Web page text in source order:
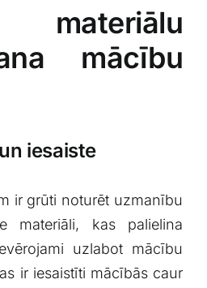
materiālu
mācību‌
iesaiste
ir grūti noturēt uzmanību
materiāli, kas palielina
uzlabot mācību
ir iesaistīti mācībās caur